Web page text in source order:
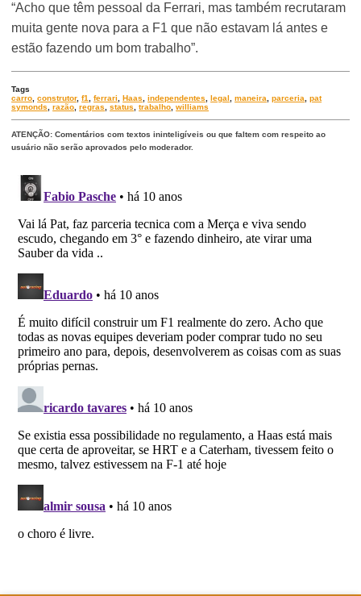
“Acho que têm pessoal da Ferrari, mas também recrutaram
muita gente nova para a F1 que não estavam lá antes e
estão fazendo um bom trabalho”.
Tags
carro,construtor,f1,ferrari,Haas,independentes,legal,maneira,parceria,pat
symonds,razão,regras,status,trabalho,williams
ATENÇÃO: Comentários com textos ininteligíveis ou que faltem com respeito ao
usuário não serão aprovados pelo moderador.